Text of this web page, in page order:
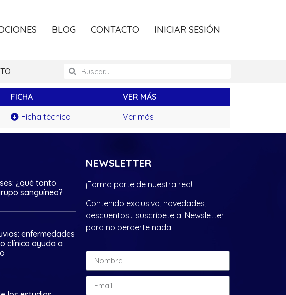
BLOG CONTACTO INICIAR SESIÓN
FICHA
VER MÁS
Ficha técnica Ver más
¿qué tanto
sanguíneo?
enfermedades
clínico ayuda a
NEWSLETTER
¡Forma parte de nuestra red!
Contenido exclusivo, novedades,
descuentos… suscríbete al Newsletter
para no perderte nada.